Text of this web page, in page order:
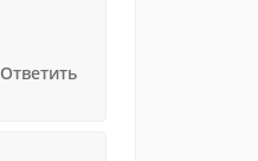
Ответить